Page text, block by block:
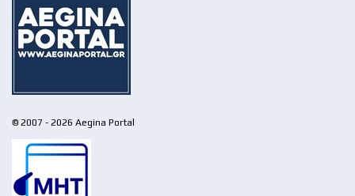
© 2007 - 2026 Aegina Portal